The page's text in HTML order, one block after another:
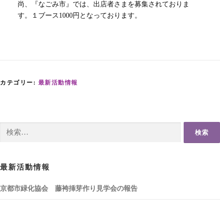
尚、『なごみ市』では、出店者さまを募集されておりま
す。１ブース1000円となっております。
カテゴリー: 最新活動情報
最新活動情報
京都市緑化協会 藤袴挿芽作り見学会の報告